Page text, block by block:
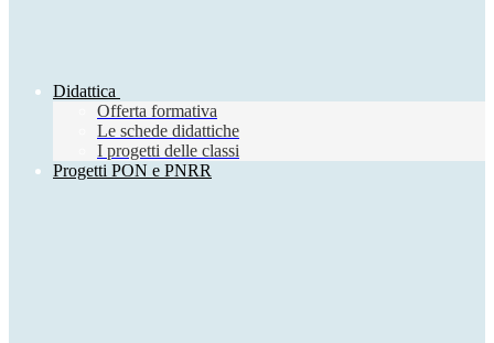
Didattica
Offerta formativa
Le schede didattiche
I progetti delle classi
Progetti PON e PNRR